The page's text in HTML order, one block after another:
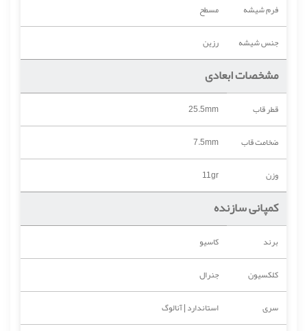
فرم شیشه
مسطح
جنس شیشه
رزین
مشخصات ابعادی
قطر قاب
25.5mm
ضخامت قاب
7.5mm
وزن
11gr
کمپانی سازنده
برند
کاسیو
کلکسیون
جنرال
سری
استاندارد | آنالوگ